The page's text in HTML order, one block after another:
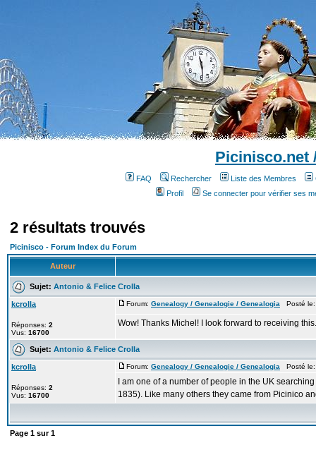
Picinisco.net
FAQ Rechercher Liste des Membres
Profil
Se connecter pour vérifier ses
2 résultats trouvés
Picinisco - Forum Index du Forum
Auteur
Sujet: Antonio & Felice Crolla
kcrolla
Réponses: 2
Vus: 16700
Forum: Genealogy / Genealogie / Genealogia Posté
Wow! Thanks Michel! I look forward to receiving this.
Sujet: Antonio & Felice Crolla
kcrolla
Réponses: 2
Vus: 16700
Forum: Genealogy / Genealogie / Genealogia Posté
I am one of a number of people in the UK
1835). Like many others they came from Picinico
Page 1 sur1